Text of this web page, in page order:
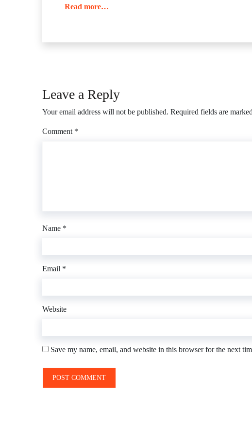
Read more…
Leave a Reply
Your email address will not be published. Required fields are marked
Comment *
Name *
Email *
Website
Save my name, email, and website in this browser for the next